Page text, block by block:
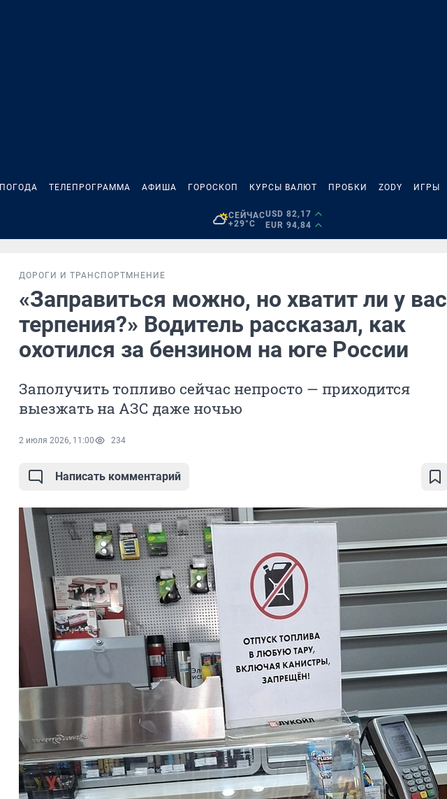
ПОГОДА ТЕЛЕПРОГРАММА АФИША ГОРОСКОП КУРСЫ ВАЛЮТ ПРОБКИ ZODY ИГРЫ
СЕЙЧАС
+29°C
USD 82,17
EUR 94,84
ДОРОГИ И ТРАНСПОРТ МНЕНИЕ
«Заправиться можно, но хватит ли у вас
терпения?» Водитель рассказал, как
охотился за бензином на юге России
Заполучить топливо сейчас непросто — приходится
выезжать на АЗС даже ночью
2 июля 2026, 11:00 234
Написать комментарий